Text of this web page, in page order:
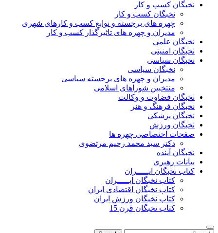
نخبگان کسب و کار
نخبگان کسب و کار
چهره های برجسته و نوابغ کسب و کارهای شهری
مدیران و چهره های تاثیرگذار کسب و کار
نخبگان علمی
نخبگان امنیتی
نخبگان سیاسی
نخبگان سیاسی
مدیران و چهره های برجسته سیاسی
منتخبین شوراهای اسلامی
نخبگان قضاوت و وکالت
نخبگان فرهنگ و هنر
نخبگان پزشکی
نخبگان ورزش
صفحات اختصاصی چهره ها
دکتر سید محمد رحیم مرتضوی
نخبگان آینده
بیانات رهبری
کتاب نخبگان ایـــــران
کتاب نخبگان ایـــــران
کتاب نخبگان اقتصادی ایران
کتاب نخبگان ورزش ایران
کتاب نخبگان قرن 15
Search